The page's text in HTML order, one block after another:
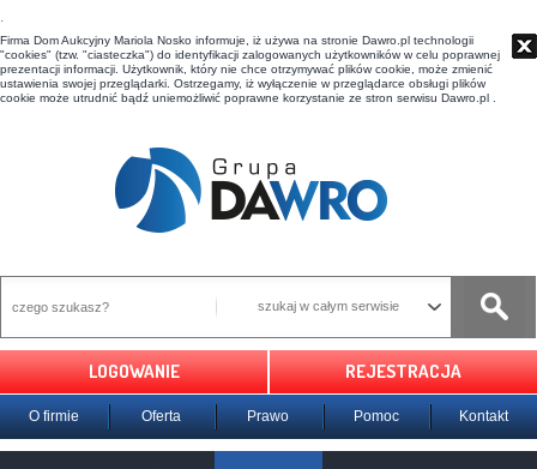
t
Firma Dom Aukcyjny Mariola Nosko informuje, iż używa na stronie Dawro.pl technologii
"cookies" (tzw. "ciasteczka") do identyfikacji zalogowanych użytkowników w celu poprawnej
prezentacji informacji. Użytkownik, który nie chce otrzymywać plików cookie, może zmienić
ustawienia swojej przeglądarki. Ostrzegamy, iż wyłączenie w przeglądarce obsługi plików
cookie może utrudnić bądź uniemożliwić poprawne korzystanie ze stron serwisu Dawro.pl .
szukaj w całym serwisie
LOGOWANIE REJESTRACJA
O firmie Oferta Prawo Pomoc Kontakt